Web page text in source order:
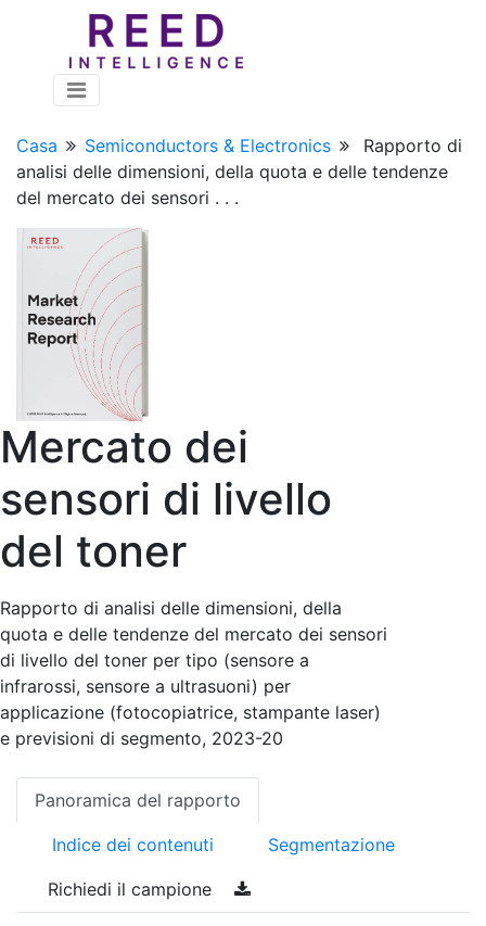
Casa Semiconductors & Electronics
Rapporto di
analisi delle dimensioni, della quota e delle tendenze
del mercato dei sensori . . .
Mercato dei
sensori di livello
del toner
Rapporto di analisi delle dimensioni, della
quota e delle tendenze del mercato dei sensori
di livello del toner per tipo (sensore a
infrarossi, sensore a ultrasuoni) per
applicazione (fotocopiatrice, stampante laser)
e previsioni di segmento, 2023-20
Panoramica del rapporto
Indice dei contenuti Segmentazione
Richiedi il campione